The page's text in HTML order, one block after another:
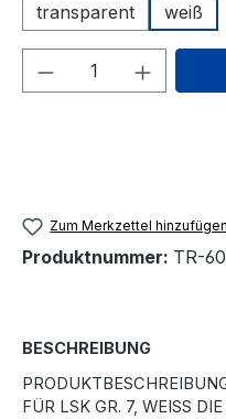
transparent
weiß
Produkt
Zum Merkzettel hinzufügen
Produktnummer: TR-
BESCHREIBUNG
FÜR LSK GR. 7, WEISS